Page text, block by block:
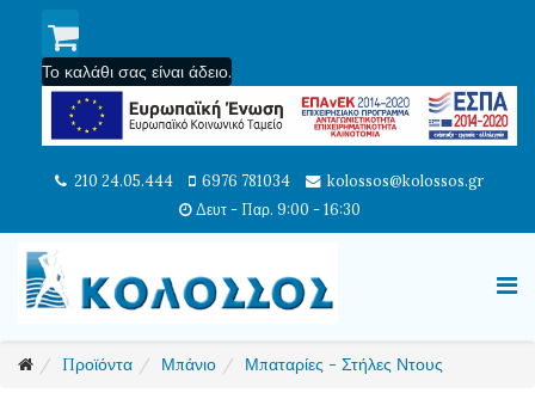
Το καλάθι σας είναι άδειο.
210 24.05.444 6976 781034
kolossos@kolossos.gr
Δευτ - Παρ. 9:00 - 16:30
Προϊόντα Μπάνιο Μπαταρίες - Στήλες Ντους